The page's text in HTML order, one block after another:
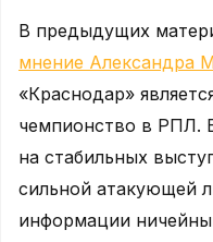
В предыдущих
мнение Александра
«Краснодар»
чемпионство в РПЛ.
на стабильных
сильной атакующей
информации